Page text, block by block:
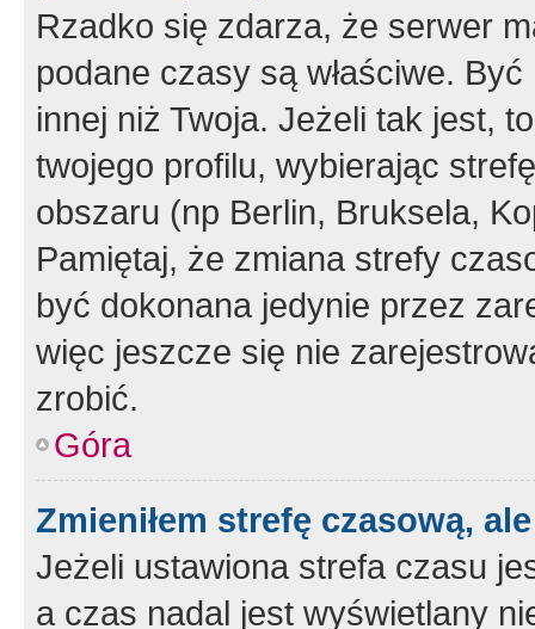
Rzadko się zdarza, że serwer
podane czasy są właściwe.
innej niż Twoja. Jeżeli tak jest,
twojego profilu, wybierając
obszaru (np Berlin, Bruksela,
Pamiętaj, że zmiana strefy
być dokonana jedynie przez
więc jeszcze się nie
zrobić.
Góra
Zmieniłem strefę czasową,
Jeżeli ustawiona strefa czasu
a czas nadal jest wyświetlany